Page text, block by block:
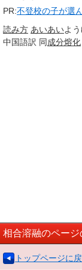
PR:不登校の子が選
読み方 あいあいよ
中国語訳 同成分熔化
相合溶融のページ
トップページに